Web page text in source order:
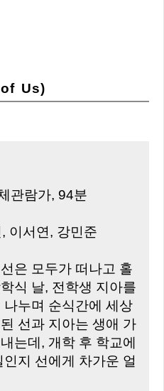
Us)
관람가, 94분
이서연, 강민준
은 모두가 떠나고 홀
식 날, 전학생 지아를
누며 순식간에 세상
선과 지아는 생애 가
는데, 개학 후 학교에
지 선에게 차가운 얼